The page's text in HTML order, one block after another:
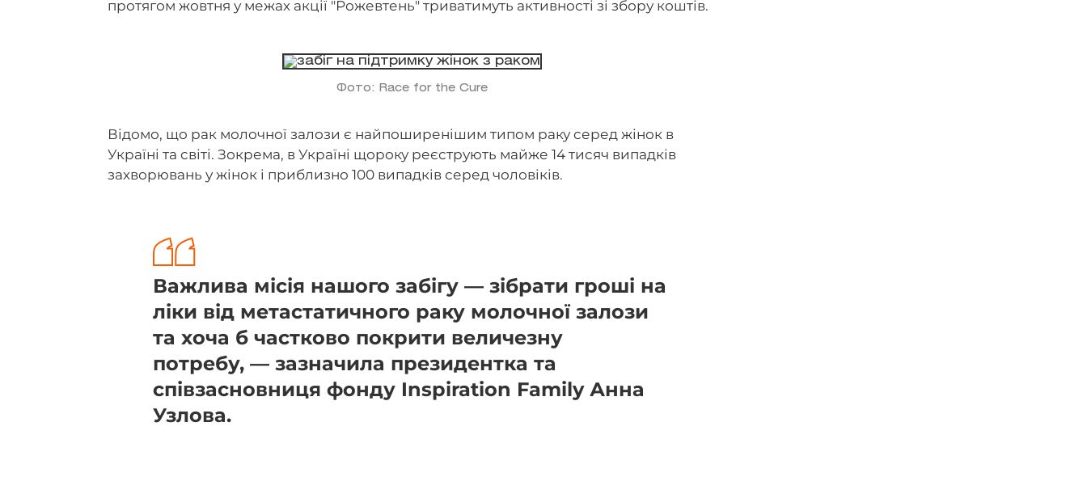
протягом жовтня у межах акції "Рожевтень" триватимуть активності зі збору коштів.
Фото: Race for the Cure
Відомо, що рак молочної залози є найпоширенішим типом раку серед жінок в
Україні та світі. Зокрема, в Україні щороку реєструють майже 14 тисяч випадків
захворювань у жінок і приблизно 100 випадків серед чоловіків.
Важлива місія нашого забігу — зібрати гроші на
ліки від метастатичного раку молочної залози
та хоча б частково покрити величезну
потребу, — зазначила президентка та
співзасновниця фонду Inspiration Family Анна
Узлова.